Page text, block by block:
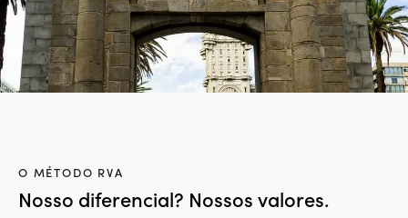
O MÉTODO RVA
Nosso diferencial? Nossos valores.